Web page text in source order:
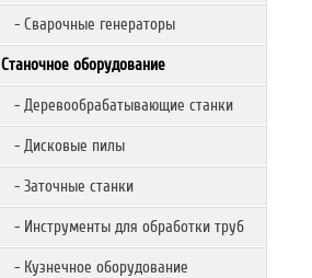
- Сварочные генераторы
Станочное оборудование
- Деревообрабатывающие станки
- Дисковые пилы
- Заточные станки
- Инструменты для обработки труб
- Кузнечное оборудование